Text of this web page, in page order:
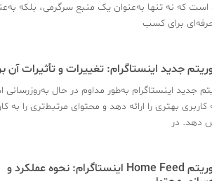
که نه تنها به‌عنوان یک منبع سرگرمی، بلکه
حرفه‌ای برای کسب
جدید اینستاگرام به‌طور مداوم در حال
کاربری بهتری را ارائه دهد و محتوای مرتبط‌تری را به
دهد. در
1الگوریتم Home Feed اینستاگرام: نحوه عملکرد و